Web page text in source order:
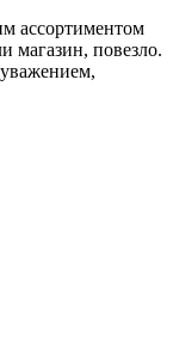
ассортиментом
магазин, повезло.